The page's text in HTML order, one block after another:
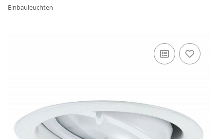
Einbauleuchten